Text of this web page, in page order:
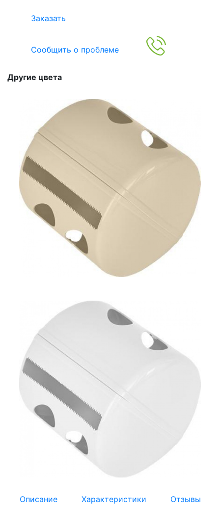
Заказать
Сообщить о проблеме
Другие цвета
Описание Характеристики
Отзывы